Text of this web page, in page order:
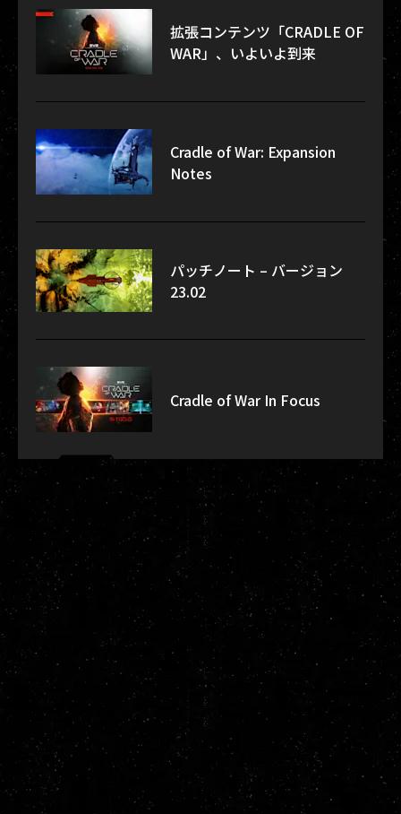
拡張コンテンツ「CRADLE OF
WAR」、いよいよ到来
Cradle of War: Expansion
Notes
パッチノート – バージョン
23.02
Cradle of War In Focus